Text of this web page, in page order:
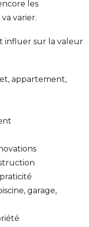
les
varier.
influer sur la valeur
appartement,
garage,